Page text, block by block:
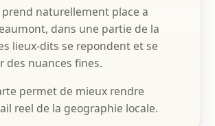
naturellement place a
dans une partie de la
lieux-dits se repondent et se
des nuances fines.
permet de mieux rendre
reel de la geographie locale.